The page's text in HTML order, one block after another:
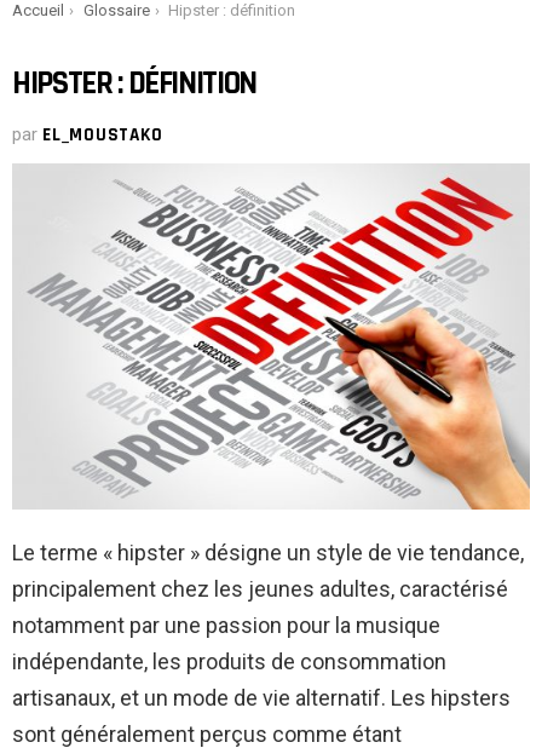
You are here:
Accueil Glossaire Hipster : définition
HIPSTER : DÉFINITION
par EL_MOUSTAKO
Le terme « hipster » désigne un style de vie tendance,
principalement chez les jeunes adultes, caractérisé
notamment par une passion pour la musique
indépendante, les produits de consommation
artisanaux, et un mode de vie alternatif. Les hipsters
sont généralement perçus comme étant